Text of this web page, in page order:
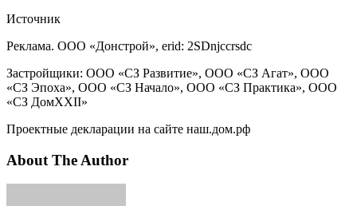
Источник
Реклама. ООО «Донстрой», erid: 2SDnjccrsdc
Застройщики: ООО «СЗ Развитие», ООО «СЗ Агат», ООО
«СЗ Эпоха», ООО «СЗ Начало», ООО «СЗ Практика», ООО
«СЗ ДомXXII»
Проектные декларации на сайте наш.дом.рф
About The Author